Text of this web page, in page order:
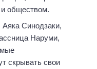
обществом.
Синодзаки,
Наруми,
скрывать свои